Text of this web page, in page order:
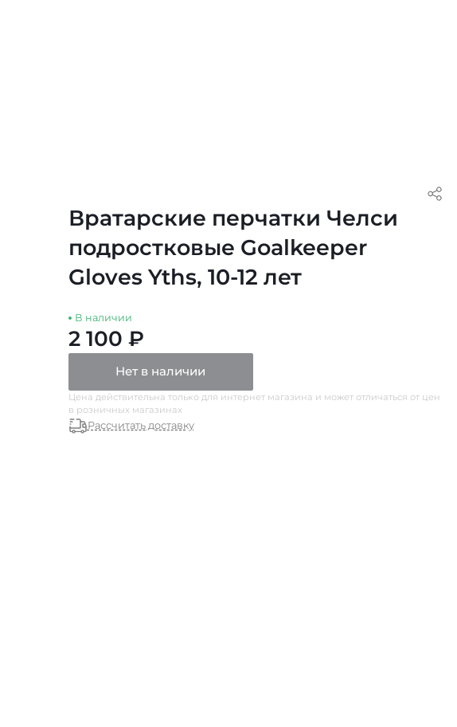
Вратарские перчатки Челси
подростковые Goalkeeper
Gloves Yths, 10-12 лет
В наличии
2 100 ₽
Нет в наличии
Цена действительна только для интернет магазина и может отличаться от цен
в розничных магазинах
Рассчитать доставку